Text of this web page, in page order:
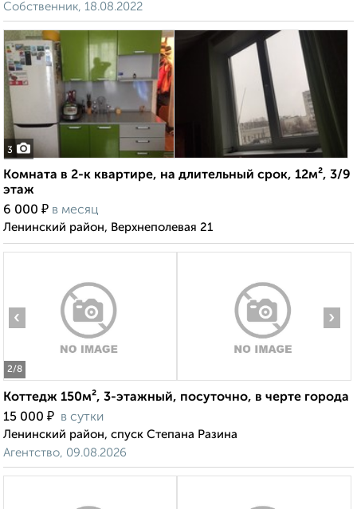
Собственник, 18.08.2022
3
Комната в 2-к квартире, на длительный срок, 12м², 3/9
этаж
6 000 ₽ в месяц
Ленинский район, Верхнеполевая 21
2/8
‹ ›
Коттедж 150м², 3-этажный, посуточно, в черте города
15 000 ₽ в сутки
Ленинский район, спуск Степана Разина
Агентство, 09.08.2026